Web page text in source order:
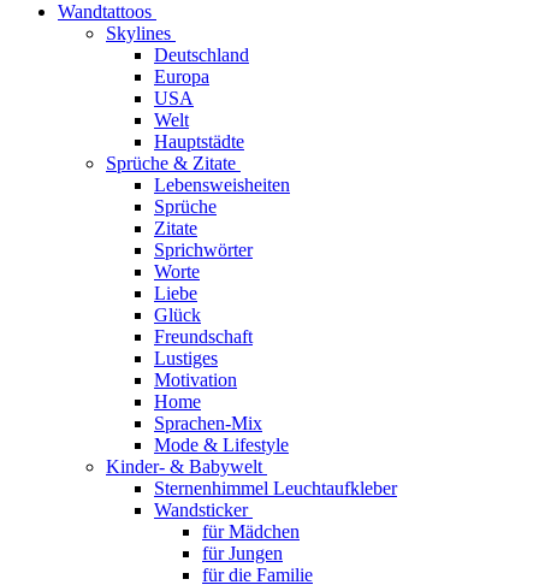
Wandtattoos
Skylines
Deutschland
Europa
USA
Welt
Hauptstädte
Sprüche & Zitate
Lebensweisheiten
Sprüche
Zitate
Sprichwörter
Worte
Liebe
Glück
Freundschaft
Lustiges
Motivation
Home
Sprachen-Mix
Mode & Lifestyle
Kinder- & Babywelt
Sternenhimmel Leuchtaufkleber
Wandsticker
für Mädchen
für Jungen
für die Familie